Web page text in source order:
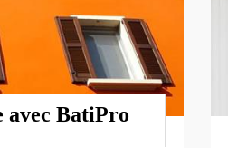
avec BatiPro